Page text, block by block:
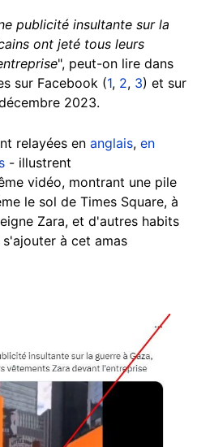
publicité insultante sur la
ont jeté tous leurs
", peut-on lire dans
sur Facebook (1, 2, 3) et sur
2023.
relayées en anglais, en
- illustrent
vidéo, montrant une pile
le sol de Times Square, à
Zara, et d'autres habits
à cet amas